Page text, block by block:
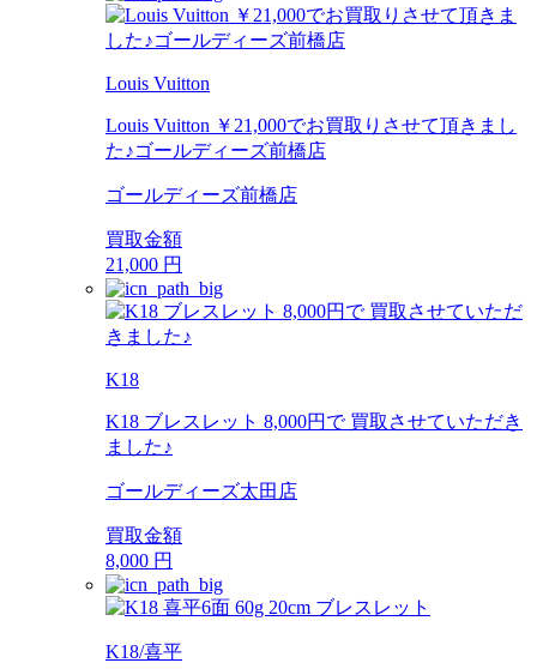
Louis Vuitton
Louis Vuitton ￥21,000でお買取りさせて頂きまし
た♪ゴールディーズ前橋店
ゴールディーズ前橋店
買取金額
21,000 円
K18
K18 ブレスレット 8,000円で 買取させていただき
ました♪
ゴールディーズ太田店
買取金額
8,000 円
K18/喜平